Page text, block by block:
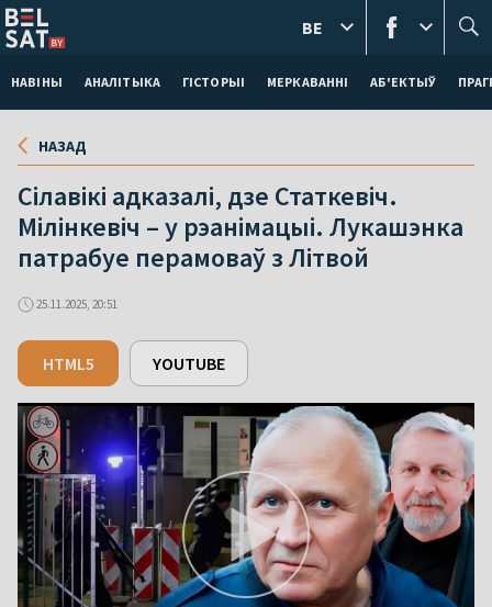
НАВІНЫ АНАЛІТЫКА ГІСТОРЫІ МЕРКАВАННI АБ'ЕКТЫЎ
BE
НАЗАД
Сілавікі адказалі, дзе Статкевіч.
Мілінкевіч – у рэанімацыі. Лукашэнка
патрабуе перамоваў з Літвой
25.11.2025, 20:51
HTML5 YOUTUBE